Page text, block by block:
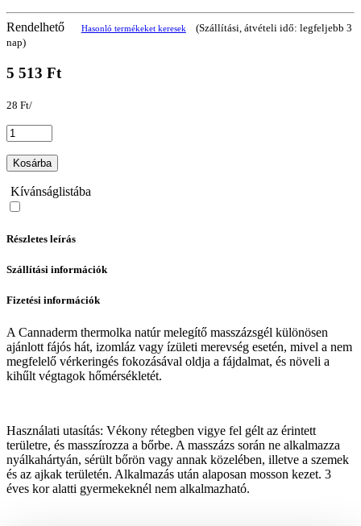
Rendelhető Hasonló termékeket keresek
(Szállítási, átvételi idő: legfeljebb 3
nap)
5 513 Ft
28 Ft/
Kosárba
Kívánságlistába
Részletes leírás
Szállítási információk
Fizetési információk
A Cannaderm thermolka natúr melegítő masszázsgél különösen
ajánlott fájós hát, izomláz vagy ízületi merevség esetén, mivel a nem
megfelelő vérkeringés fokozásával oldja a fájdalmat, és növeli a
kihűlt végtagok hőmérsékletét.
Használati utasítás: Vékony rétegben vigye fel gélt az érintett
területre, és masszírozza a bőrbe. A masszázs során ne alkalmazza
nyálkahártyán, sérült bőrön vagy annak közelében, illetve a szemek
és az ajkak területén. Alkalmazás után alaposan mosson kezet. 3
éves kor alatti gyermekeknél nem alkalmazható.